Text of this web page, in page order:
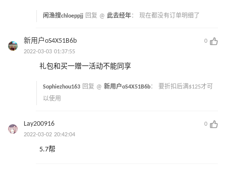
闲渔搜chloeppjj 回复 @ 此去经年： 现在都没有订单明细了
新用户oS4X51B6b
0
2022-03-03 01:37:55
礼包和买一赠一活动不能同享
Sophiezhou163 回复 @ 新用户oS4X51B6b： 要折扣后满$125才可
以使用
Lay200916
0
2022-03-02 20:42:04
5.7帮